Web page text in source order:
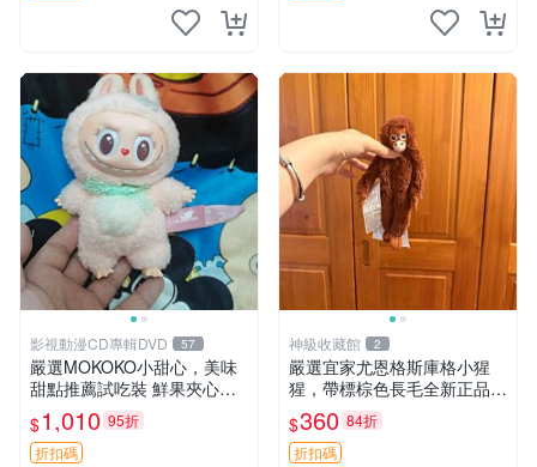
影視動漫CD專輯DVD 57
嚴選MOKOKO小甜心，美味
甜點推薦試吃裝 鮮果夾心糖
果，甜蜜滋味享不停 薄荷草
莓 奶油心 60粒 mini小甜心糖
果，水果味夾心零食裝 心形
$1,010 95折
折扣碼
神級收藏館 2
嚴選宜家尤恩格斯庫格小猩
猩，帶標棕色長毛全新正品，
保存極佳。 宜家 尤恩格斯 庫
格小猩猩
$360 84折
折扣碼